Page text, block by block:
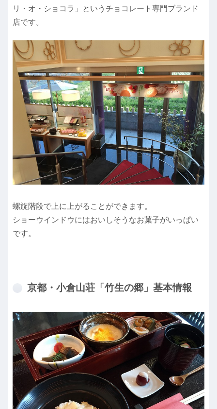
リ・オ・ショコラ」というチョコレート専門ブランド
店です。
螺旋階段で上に上がることができます。
ショーウインドウにはおいしそうなお菓子がいっぱい
です。
京都・小倉山荘「竹生の郷」基本情報